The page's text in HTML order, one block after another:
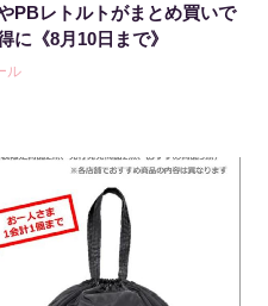
PBレトルトがまとめ買いで
に《8月10日まで》
ル